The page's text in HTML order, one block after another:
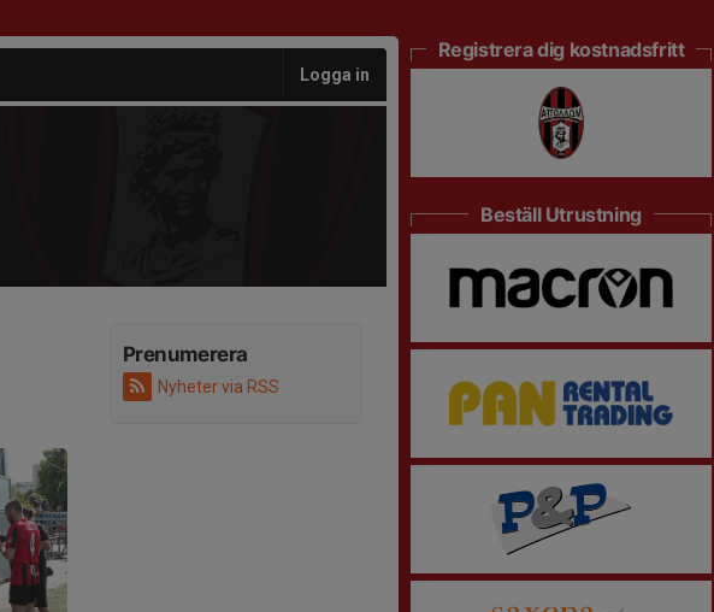
Logga in
Prenumerera
Nyheter via RSS
Registrera dig kostnadsfritt
Beställ Utrustning